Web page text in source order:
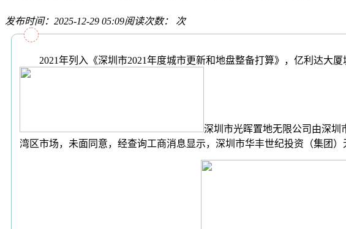
发布时间：2025-12-29 05:09阅读次数： 次
2021年列入《深圳市2021年度城市更新和地盘整备打算》，亿利达大厦
深圳市光晖置地无限公司由深圳
湾区市场，未面同意，经查询工商消息显示，深圳市华丰世纪投资（集团）